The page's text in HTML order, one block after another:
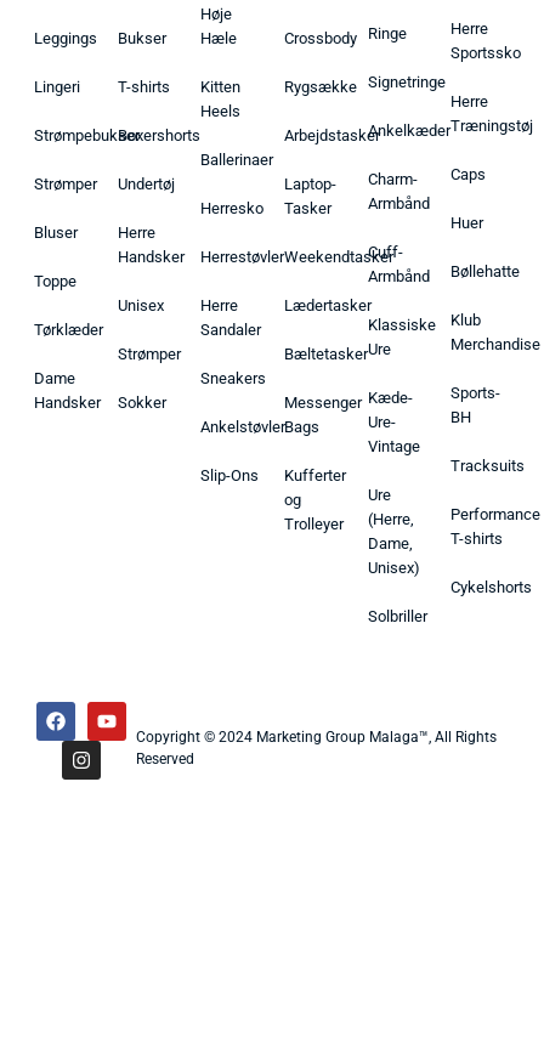
Leggings
Lingeri
Strømpebukser
Strømper
Bluser
Toppe
Tørklæder
Dame
Handsker
Bukser
T-shirts
Boxershorts
Undertøj
Herre
Handsker
Unisex
Strømper
Sokker
Høje
Hæle
Kitten
Heels
Ballerinaer
Herresko
Herrestøvler
Herre
Sandaler
Sneakers
Ankelstøvler
Slip-Ons
Crossbody
Rygsække
Arbejdstasker
Laptop-
Tasker
Weekendtasker
Lædertasker
Bæltetasker
Messenger
Bags
Kufferter
og
Trolleyer
Ringe
Signetringe
Ankelkæder
Charm-
Armbånd
Cuff-
Armbånd
Klassiske
Ure
Kæde-
Ure-
Vintage
Ure
(Herre,
Dame,
Unisex)
Solbriller
Herre
Sportssko
Herre
Træningstøj
Caps
Huer
Bøllehatte
Klub
Merchandise
Sports-
BH
Tracksuits
Performance
T-shirts
Cykelshorts
Copyright © 2024 Marketing Group Malaga™, All Rights
Reserved